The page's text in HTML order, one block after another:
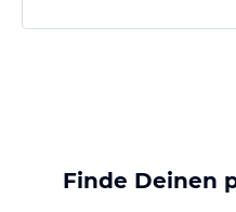
Finde Deinen